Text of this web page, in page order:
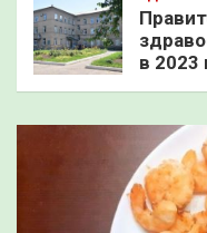
в 2023